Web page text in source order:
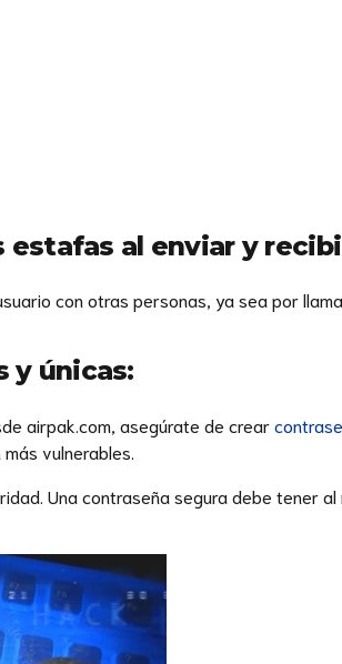
al enviar y
con otras personas, ya sea por
y únicas:
airpak.com, asegúrate de crear
vulnerables.
Una contraseña segura debe tener